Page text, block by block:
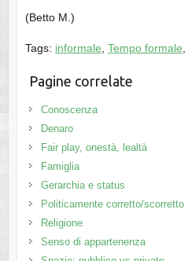
(Betto M.)
Tags: informale Tempo formale
Pagine correlate
Conoscenza
Denaro
Fair play, onestà, lealtà
Famiglia
Gerarchia e status
Politicamente corretto/scorretto
Religione
Senso di appartenenza